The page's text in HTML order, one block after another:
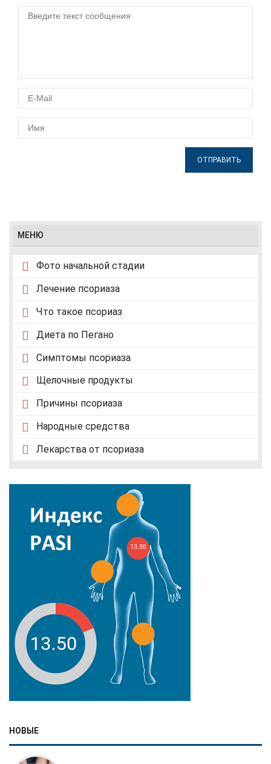
ОТПРАВИТЬ
МЕНЮ
Фото начальной стадии
Лечение псориаза
Что такое псориаз
Диета по Пегано
Симптомы псориаза
Щелочные продукты
Причины псориаза
Народные средства
Лекарства от псориаза
НОВЫЕ